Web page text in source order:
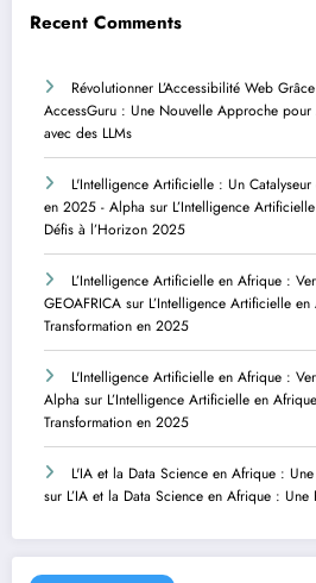
Recent Comments
Révolutionner L’Accessibilité Web
AccessGuru : Une Nouvelle Approche
avec des LLMs
L'Intelligence Artificielle : Un
en 2025 - Alpha sur L’Intelligence
Défis à l’Horizon 2025
L’Intelligence Artificielle en Afrique :
GEOAFRICA sur L’Intelligence Artificielle
Transformation en 2025
L'Intelligence Artificielle en Afrique :
Alpha sur L’Intelligence Artificielle en
Transformation en 2025
L'IA et la Data Science en Afrique :
sur L’IA et la Data Science en Afrique :